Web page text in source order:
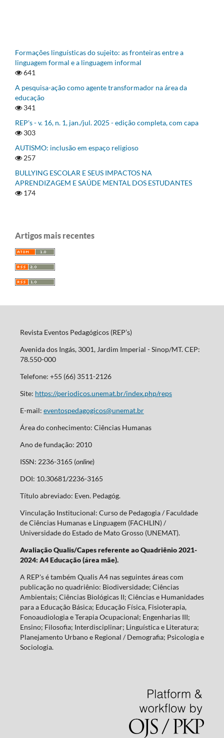
Formações linguísticas do sujeito: as fronteiras entre a
linguagem formal e a linguagem informal
641
A pesquisa-ação como agente transformador na área da
educação
341
REP's - v. 16, n. 1, jan./jul. 2025 - edição completa, com capa
303
AUTISMO: inclusão em espaço religioso
257
BULLYING ESCOLAR E SEUS IMPACTOS NA
APRENDIZAGEM E SAÚDE MENTAL DOS ESTUDANTES
174
Artigos mais recentes
Revista Eventos Pedagógicos (REP’s)
Avenida dos Ingás, 3001, Jardim Imperial - Sinop/MT. CEP:
78.550-000
Telefone: +55 (66) 3511-2126
Site: https://periodicos.unemat.br/index.php/reps
E-mail: eventospedagogicos@unemat.br
Área do conhecimento: Ciências Humanas
Ano de fundação: 2010
ISSN: 2236-3165 (online)
DOI: 10.30681/2236-3165
Título abreviado: Even. Pedagóg.
Vinculação Institucional: Curso de Pedagogia / Faculdade
de Ciências Humanas e Linguagem (FACHLIN) /
Universidade do Estado de Mato Grosso (UNEMAT).
Avaliação Qualis/Capes referente ao Quadriênio 2021-
2024: A4 Educação (área mãe).
A REP's é também Qualis A4 nas seguintes áreas com
publicação no quadriênio: Biodiversidade; Ciências
Ambientais; Ciências Biológicas II; Ciências e Humanidades
para a Educação Básica; Educação Física, Fisioterapia,
Fonoaudiologia e Terapia Ocupacional; Engenharias III;
Ensino; Filosofia; Interdisciplinar; Linguística e Literatura;
Planejamento Urbano e Regional / Demografia; Psicologia e
Sociologia.